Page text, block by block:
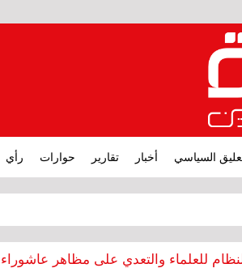
السياسي أخبار تقارير حوارات رأي
للعلماء والتعدي على مظاهر